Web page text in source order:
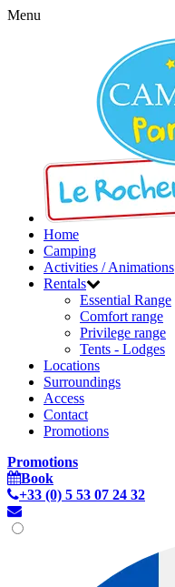
Menu
Home
Camping
Activities / Animations
Rentals
Essential Range
Comfort range
Privilege range
Tents - Lodges
Locations
Surroundings
Access
Contact
Promotions
Promotions
Book
+33 (0) 5 53 07 24 32